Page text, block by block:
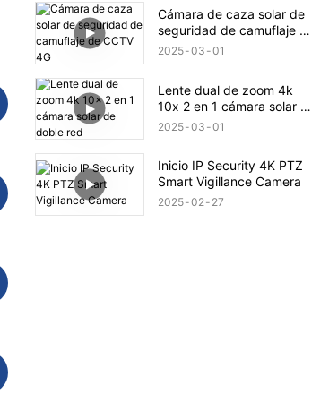
Cámara de caza solar de
seguridad de camuflaje de
CCTV 4G
2025 03 01
Lente dual de zoom 4k
10x 2 en 1 cámara solar de
doble red
2025 03 01
Inicio IP Security 4K PTZ
Smart Vigillance Camera
2025 02 27